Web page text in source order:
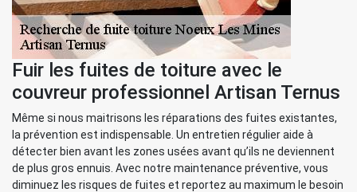
Fuir les fuites de toiture avec le
couvreur professionnel Artisan Ternus
Même si nous maitrisons les réparations des fuites existantes,
la prévention est indispensable. Un entretien régulier aide à
détecter bien avant les zones usées avant qu’ils ne deviennent
de plus gros ennuis. Avec notre maintenance préventive, vous
diminuez les risques de fuites et reportez au maximum le besoin